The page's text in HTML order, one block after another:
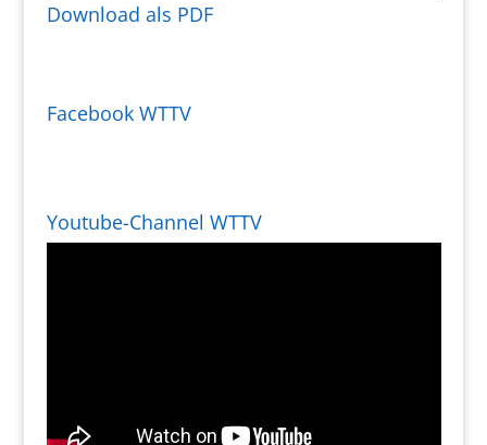
Download als PDF
Facebook WTTV
Youtube-Channel WTTV